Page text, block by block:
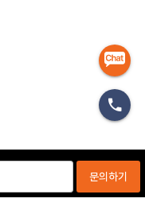
문의하기